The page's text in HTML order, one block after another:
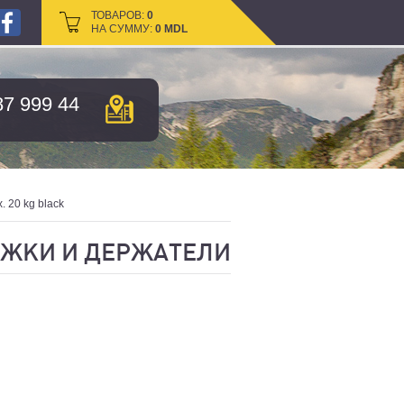
ТОВАРОВ: 0
НА СУММУ: 0 MDL
ТОВАРОВ: 0
НА СУММУ: 0 MDL
999 44
20 kg black
И ДЕРЖАТЕЛИ